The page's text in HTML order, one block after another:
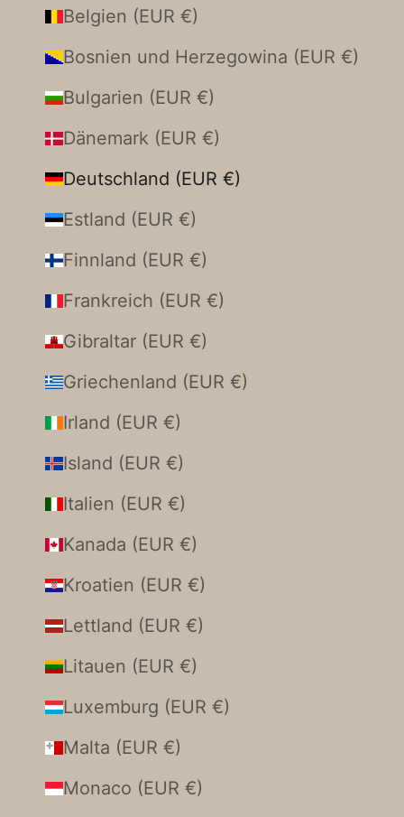
Belgien (EUR €)
Bosnien und Herzegowina (EUR €)
Bulgarien (EUR €)
Dänemark (EUR €)
Deutschland (EUR €)
Estland (EUR €)
Finnland (EUR €)
Frankreich (EUR €)
Gibraltar (EUR €)
Griechenland (EUR €)
Irland (EUR €)
Island (EUR €)
Italien (EUR €)
Kanada (EUR €)
Kroatien (EUR €)
Lettland (EUR €)
Litauen (EUR €)
Luxemburg (EUR €)
Malta (EUR €)
Monaco (EUR €)